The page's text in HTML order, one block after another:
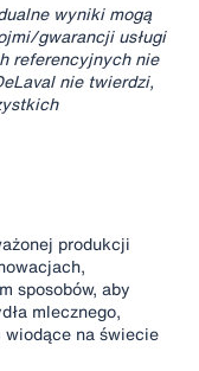
wyniki mogą
gwarancji usługi
referencyjnych nie
nie twierdzi,
produkcji
sposobów, aby
mlecznego,
na świecie